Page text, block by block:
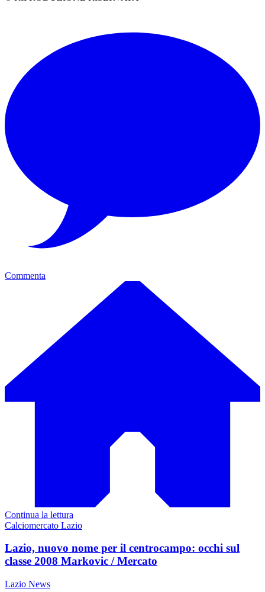
Commenta
Continua la lettura
Calciomercato Lazio
Lazio, nuovo nome per il centrocampo: occhi sul
classe 2008 Markovic / Mercato
Lazio News